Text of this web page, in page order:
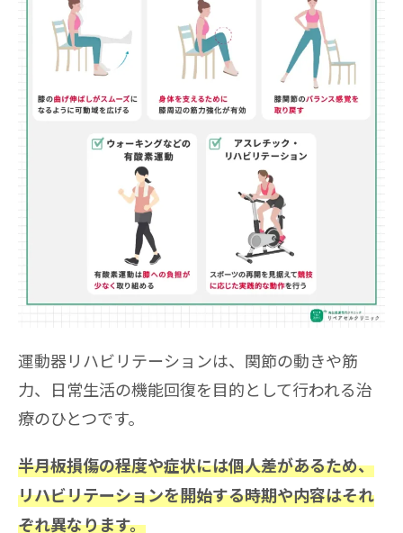
運動器リハビリテーションは、関節の動きや筋
力、日常生活の機能回復を目的として行われる治
療のひとつです。
半月板損傷の程度や症状には個人差があるため、
リハビリテーションを開始する時期や内容はそれ
ぞれ異なります。